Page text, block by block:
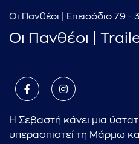
Οι Πανθέοι | Επεισόδιο 79 -
Οι Πανθέοι |
Η Σεβαστή κάνει μια
υπερασπιστεί τη Μάρμω